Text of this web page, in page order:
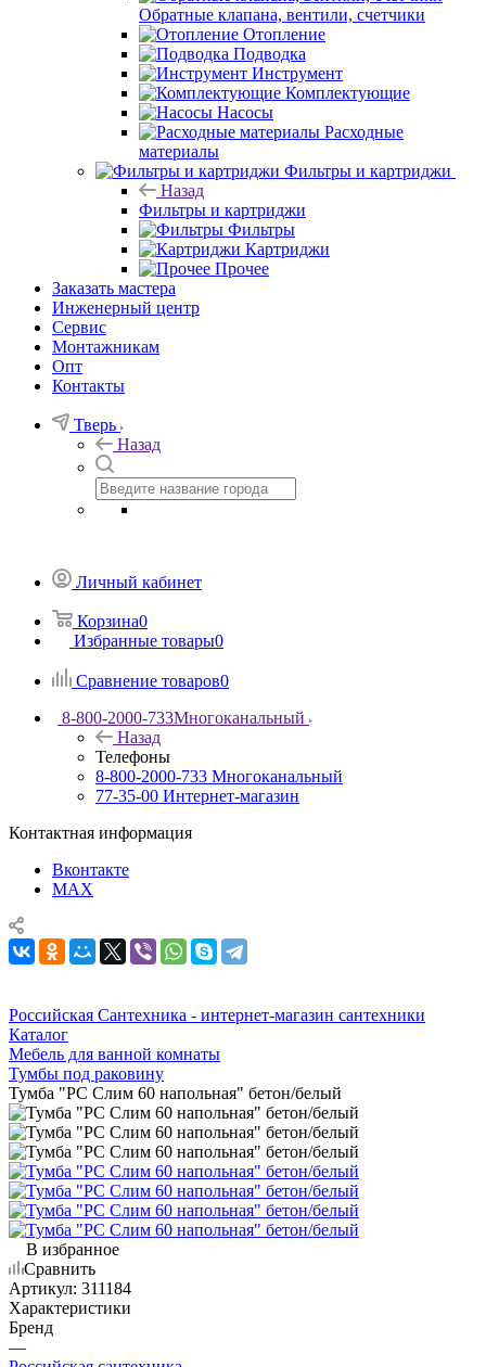
Обратные клапана, вентили, счетчики
Отопление
Подводка
Инструмент
Комплектующие
Насосы
Расходные
материалы
Фильтры и картриджи
Назад
Фильтры и картриджи
Фильтры
Картриджи
Прочее
Заказать мастера
Инженерный центр
Сервис
Монтажникам
Опт
Контакты
Тверь
Назад
Личный кабинет
Корзина0
Избранные товары0
Сравнение товаров0
8-800-2000-733Многоканальный
Назад
Телефоны
8-800-2000-733 Многоканальный
77-35-00 Интернет-магазин
Контактная информация
Вконтакте
MAX
Российская Сантехника - интернет-магазин сантехники
Каталог
Мебель для ванной комнаты
Тумбы под раковину
Тумба "РС Слим 60 напольная" бетон/белый
В избранное
Сравнить
Артикул: 311184
Характеристики
Бренд
—